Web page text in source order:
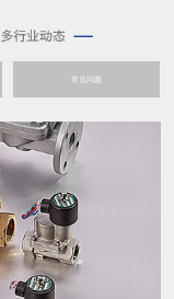
常见问题